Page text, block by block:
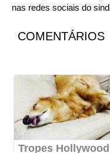
nas redes sociais do
COMENTÁRIOS